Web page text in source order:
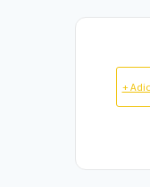
+